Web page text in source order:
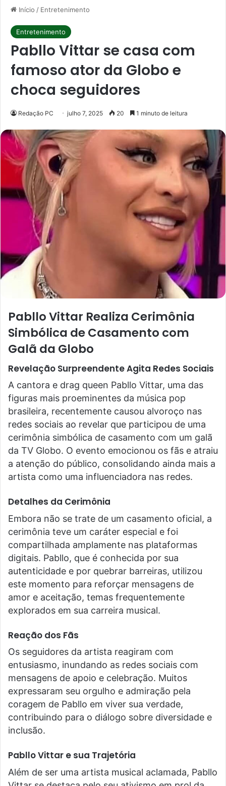
Início / Entretenimento
Entretenimento
Pabllo Vittar se casa com
famoso ator da Globo e
choca seguidores
Redação PC julho 7, 2025 20 1 minuto de leitura
Pabllo Vittar Realiza Cerimônia
Simbólica de Casamento com
Galã da Globo
Revelação Surpreendente Agita Redes Sociais
A cantora e drag queen Pabllo Vittar, uma das
figuras mais proeminentes da música pop
brasileira, recentemente causou alvoroço nas
redes sociais ao revelar que participou de uma
cerimônia simbólica de casamento com um galã
da TV Globo. O evento emocionou os fãs e atraiu
a atenção do público, consolidando ainda mais a
artista como uma influenciadora nas redes.
Detalhes da Cerimônia
Embora não se trate de um casamento oficial, a
cerimônia teve um caráter especial e foi
compartilhada amplamente nas plataformas
digitais. Pabllo, que é conhecida por sua
autenticidade e por quebrar barreiras, utilizou
este momento para reforçar mensagens de
amor e aceitação, temas frequentemente
explorados em sua carreira musical.
Reação dos Fãs
Os seguidores da artista reagiram com
entusiasmo, inundando as redes sociais com
mensagens de apoio e celebração. Muitos
expressaram seu orgulho e admiração pela
coragem de Pabllo em viver sua verdade,
contribuindo para o diálogo sobre diversidade e
inclusão.
Pabllo Vittar e sua Trajetória
Além de ser uma artista musical aclamada, Pabllo